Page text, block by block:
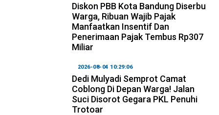
Diskon PBB Kota Bandung Diserbu
Warga, Ribuan Wajib Pajak
Manfaatkan Insentif Dan
Penerimaan Pajak Tembus Rp307
Miliar
2026-08-04 10:29:06
Dedi Mulyadi Semprot Camat
Coblong Di Depan Warga! Jalan
Suci Disorot Gegara PKL Penuhi
Trotoar